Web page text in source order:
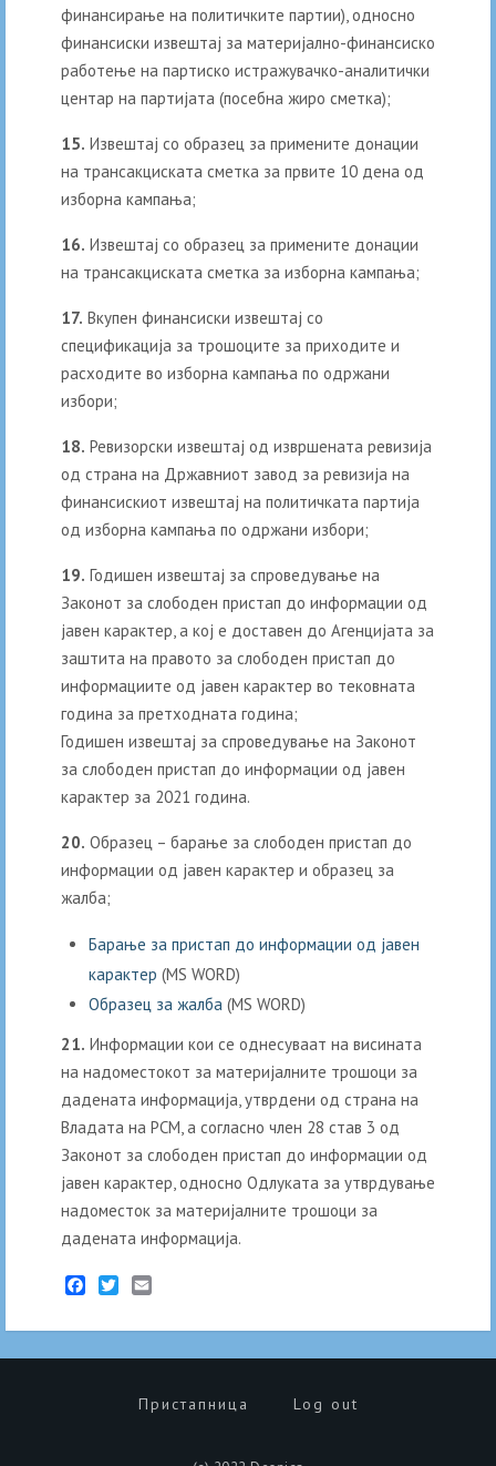
финансирање на политичките партии), односно
финансиски извештај за материјално-финансиско
работење на партиско истражувачко-аналитички
центар на партијата (посебна жиро сметка);
15. Извештај со образец за примените донации
на трансакциската сметка за првите 10 дена од
изборна кампања;
16. Извештај со образец за примените донации
на трансакциската сметка за изборна кампања;
17. Вкупен финансиски извештај со
спецификација за трошоците за приходите и
расходите во изборна кампања по одржани
избори;
18. Ревизорски извештај од извршената ревизија
од страна на Државниот завод за ревизија на
финансискиот извештај на политичката партија
од изборна кампања по одржани избори;
19. Годишен извештај за спроведување на
Законот за слободен пристап до информации од
јавен карактер, а кој е доставен до Агенцијата за
заштита на правото за слободен пристап до
информациите од јавен карактер во тековната
година за претходната година;
Годишен извештај за спроведување на Законот
за слободен пристап до информации од јавен
карактер за 2021 година.
20. Образец – барање за слободен пристап до
информации од јавен карактер и образец за
жалба;
Барање за пристап до информации од јавен
карактер (MS WORD)
Образец за жалба (MS WORD)
21. Информации кои се однесуваат на висината
на надоместокот за материјалните трошоци за
дадената информација, утврдени од страна на
Владата на РСМ, а согласно член 28 став 3 од
Законот за слободен пристап до информации од
јавен карактер, односно Одлуката за утврдување
надоместок за материјалните трошоци за
дадената информација.
Пристапница Log out